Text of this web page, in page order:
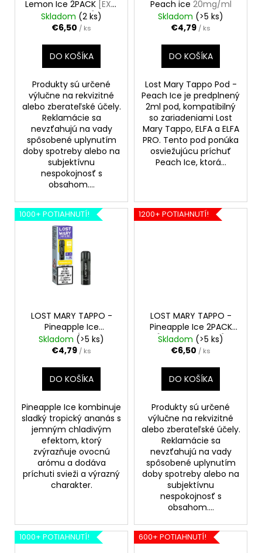
Lemon Ice 2PACK [EXP:
23.02.2026]
Skladom (2 ks)
€6,50 / ks
DO KOŠÍKA
Produkty sú určené
výlučne na rekvizitné
alebo zberateľské účely.
Reklamácie sa
nevzťahujú na vady
spôsobené uplynutím
doby spotreby alebo na
subjektívnu
nespokojnosť s
obsahom....
Peach ice 20mg/ml
Skladom (>5 ks)
€4,79 / ks
DO KOŠÍKA
Lost Mary Tappo Pod -
Peach Ice je predplnený
2ml pod, kompatibilný
so zariadeniami Lost
Mary Tappo, ELFA a ELFA
PRO. Tento pod ponúka
osviežujúcu príchuť
Peach Ice, ktorá...
1000+ POTIAHNUTÍ!
LOST MARY TAPPO -
Pineapple Ice
20mg/ml
Skladom (>5 ks)
€4,79 / ks
DO KOŠÍKA
Pineapple Ice kombinuje
sladký tropický ananás s
jemným chladivým
efektom, ktorý
zvýrazňuje ovocnú
arómu a dodáva
príchuti svieži a výrazný
charakter.
1200+ POTIAHNUTÍ!
LOST MARY TAPPO -
Pineapple Ice 2PACK
[EXP: 23.02.2026]
Skladom (>5 ks)
€6,50 / ks
DO KOŠÍKA
Produkty sú určené
výlučne na rekvizitné
alebo zberateľské účely.
Reklamácie sa
nevzťahujú na vady
spôsobené uplynutím
doby spotreby alebo na
subjektívnu
nespokojnosť s
obsahom....
1000+ POTIAHNUTÍ! 600+ POTIAHNUTÍ!